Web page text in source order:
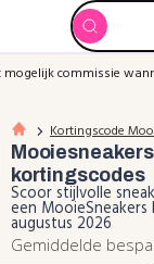
mogelijk commissie
Kortingscode
Mooiesneakers
kortingscodes
Scoor stijlvolle
een
augustus 2026
Gemiddelde